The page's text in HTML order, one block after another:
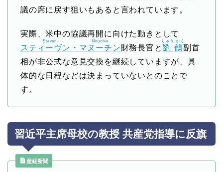
議の席に戻す狙いもあると言われています。
実際、米中の協議再開に向けた動きとして
スティーヴン・
Steven
マヌーチン
Mnuchin
財務長官と 劉鶴
りゅう かく
副首
相が非公式な意見交換を継続していますが、具
体的な日程などは決まっていないとのことで
す。
習近平主席母校の教授 共産党指導に反旗
産経新聞